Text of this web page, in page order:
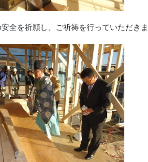
全を祈願し、ご祈祷を行っていただき